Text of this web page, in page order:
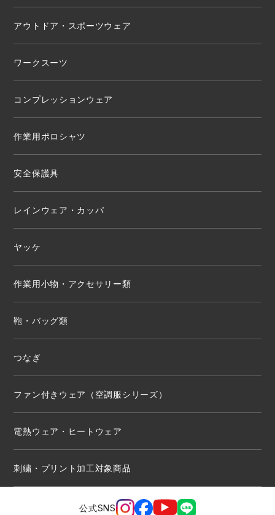
アウトドア・スポーツウェア
ワークスーツ
コンプレッションウェア
作業用ポロシャツ
安全保護具
レインウェア・カッパ
ヤッケ
作業用小物・アクセサリー類
鞄・バッグ類
つなぎ
ファン付きウェア（空調服シリーズ）
電熱ウェア・ヒートウェア
刺繍・プリント加工対象商品
公式SNS